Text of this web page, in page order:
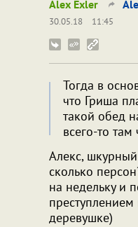
Alex Exler
30.05.18
11:45
Тогда в
что Гриша
такой обед
всего-то
Алекс,
сколько
на недельку и
деревушке)